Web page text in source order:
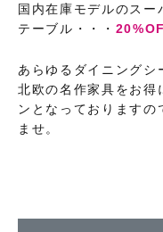
国内在庫モデルのスー
テーブル・・・
あらゆるダイニングシ
北欧の名作家具をお得
ンとなっております
ませ。